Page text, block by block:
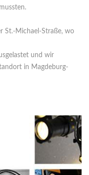
St.-Michael-Straße, wo
und wir
in Magdeburg-